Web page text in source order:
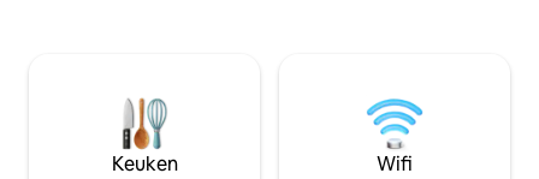
boorput. Kom en geniet van de frisse
lucht, de vogels en de prachtige
nachtelijke hemel. De ideale plek om tot
rust te komen.
Keuken Wifi